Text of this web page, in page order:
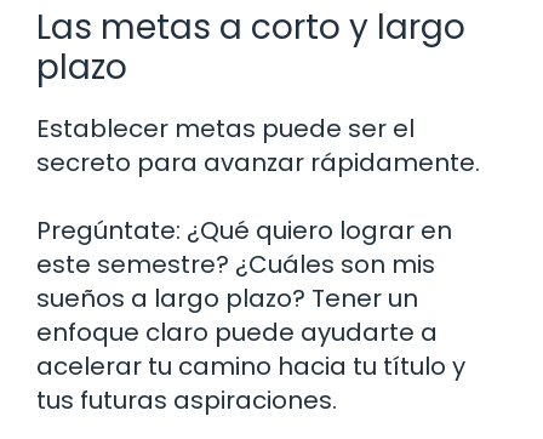
Las metas a corto y largo
plazo
Establecer metas puede ser el
secreto para avanzar rápidamente.
Pregúntate: ¿Qué quiero lograr en
este semestre? ¿Cuáles son mis
sueños a largo plazo? Tener un
enfoque claro puede ayudarte a
acelerar tu camino hacia tu título y
tus futuras aspiraciones.